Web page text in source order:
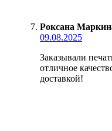
Роксана
09.08.2025
Заказывали
отличное
доставкой!